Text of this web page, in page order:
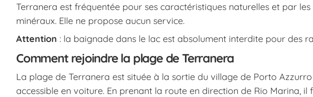
Terranera est fréquentée pour ses caractéristiques naturelles et par les
minéraux. Elle ne propose aucun service.
Attention : la baignade dans le lac est absolument interdite pour des
Comment rejoindre la plage de Terranera
La plage de Terranera est située à la sortie du village de Porto
accessible en voiture. En prenant la route en direction de Rio Marina, il